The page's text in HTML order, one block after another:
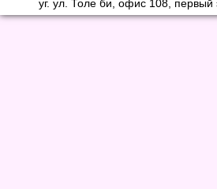
уг. ул. Толе би, офис 108, первый